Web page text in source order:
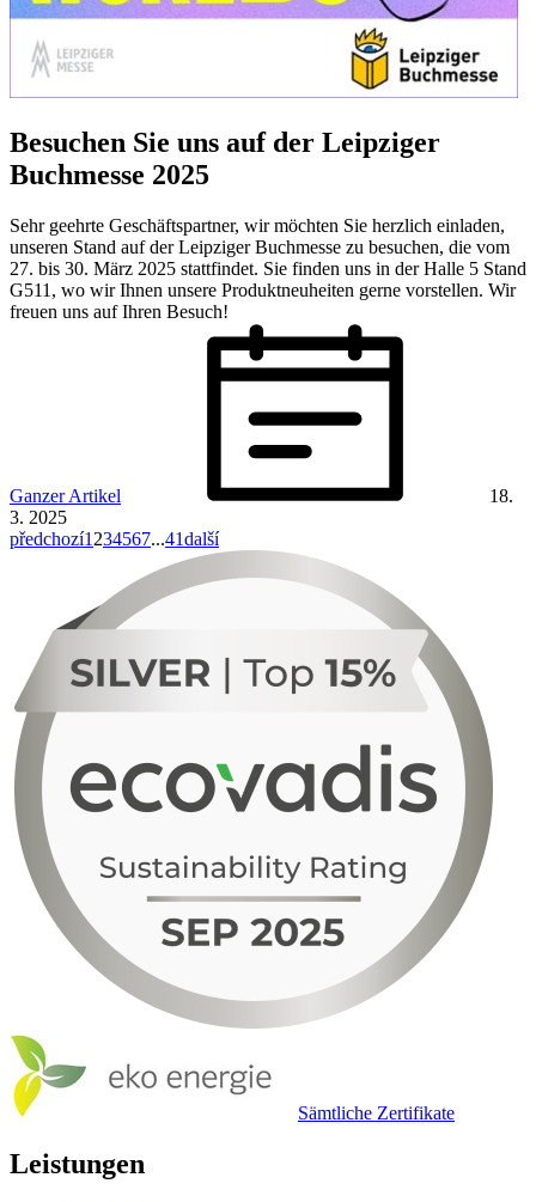
Besuchen Sie uns auf der Leipziger
Buchmesse 2025
Sehr geehrte Geschäftspartner, wir möchten Sie herzlich einladen,
unseren Stand auf der Leipziger Buchmesse zu besuchen, die vom
27. bis 30. März 2025 stattfindet. Sie finden uns in der Halle 5 Stand
G511, wo wir Ihnen unsere Produktneuheiten gerne vorstellen. Wir
freuen uns auf Ihren Besuch!
Ganzer Artikel
18.
3. 2025
předchozí1 234567...41další
Sämtliche Zertifikate
Leistungen